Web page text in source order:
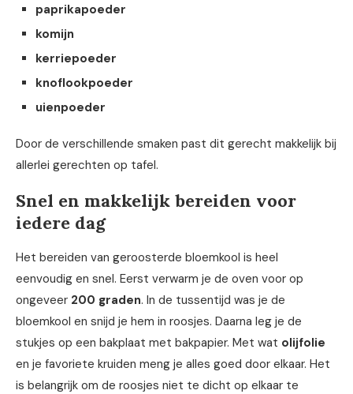
paprikapoeder
komijn
kerriepoeder
knoflookpoeder
uienpoeder
Door de verschillende smaken past dit gerecht makkelijk bij
allerlei gerechten op tafel.
Snel en makkelijk bereiden voor
iedere dag
Het bereiden van geroosterde bloemkool is heel
eenvoudig en snel. Eerst verwarm je de oven voor op
ongeveer 200 graden. In de tussentijd was je de
bloemkool en snijd je hem in roosjes. Daarna leg je de
stukjes op een bakplaat met bakpapier. Met wat olijfolie
en je favoriete kruiden meng je alles goed door elkaar. Het
is belangrijk om de roosjes niet te dicht op elkaar te